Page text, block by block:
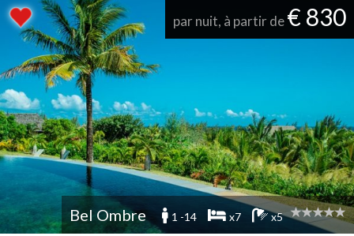
par nuit, à partir de€ 830
Bel Ombre 1 -14 x7 x5